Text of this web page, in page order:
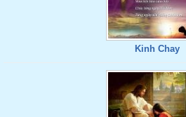
Kinh Chay